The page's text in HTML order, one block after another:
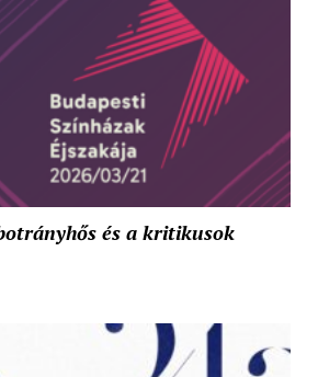
és a kritikusok